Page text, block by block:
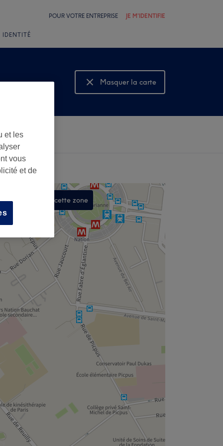
POUR VOTRE ENTREPRISE JE M'IDENTIFIE
IDENTITÉ
Masquer la carte
Montrer la carte
dans cette zone
et les
vous
et de